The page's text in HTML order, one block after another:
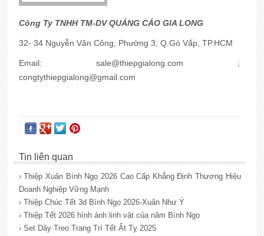
Công Ty TNHH TM-DV QUẢNG CÁO GIA LONG
32- 34 Nguyễn Văn Công, Phường 3, Q.Gò Vấp, TP.HCM
Email: sale@thiepgialong.com ;
congtythiepgialong@gmail.com
Tin liên quan
› Thiệp Xuân Bính Ngọ 2026 Cao Cấp Khẳng Định Thương Hiệu
Doanh Nghiệp Vững Mạnh
› Thiệp Chúc Tết 3d Bính Ngọ 2026-Xuân Như Ý
› Thiệp Tết 2026 hình ảnh linh vật của năm Bính Ngọ
› Set Dây Treo Trang Trí Tết Ất Tỵ 2025